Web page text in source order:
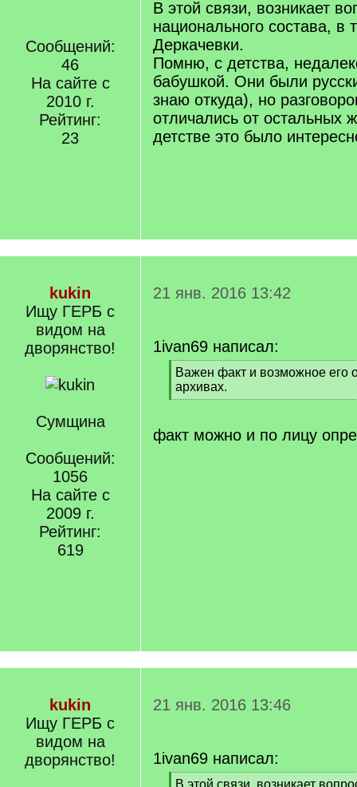
Сообщений:
46
На сайте с
2010 г.
Рейтинг:
23
В этой связи, возникает
национального состава, в
Деркачевки.
Помню, с детства,
бабушкой. Они были
знаю откуда), но
отличались от остальных
детстве это было
kukin
Ищу ГЕРБ с
видом на
дворянство!
Сумщина
Сообщений:
1056
На сайте с
2009 г.
Рейтинг:
619
21 янв. 2016 13:42
1ivan69 написал:
[
q
]
Важен факт и возможное его
архивах.
[
q
]
факт можно и по лицу
kukin
Ищу ГЕРБ с
видом на
дворянство!
21 янв. 2016 13:46
1ivan69 написал:
[В этой связи, возникает